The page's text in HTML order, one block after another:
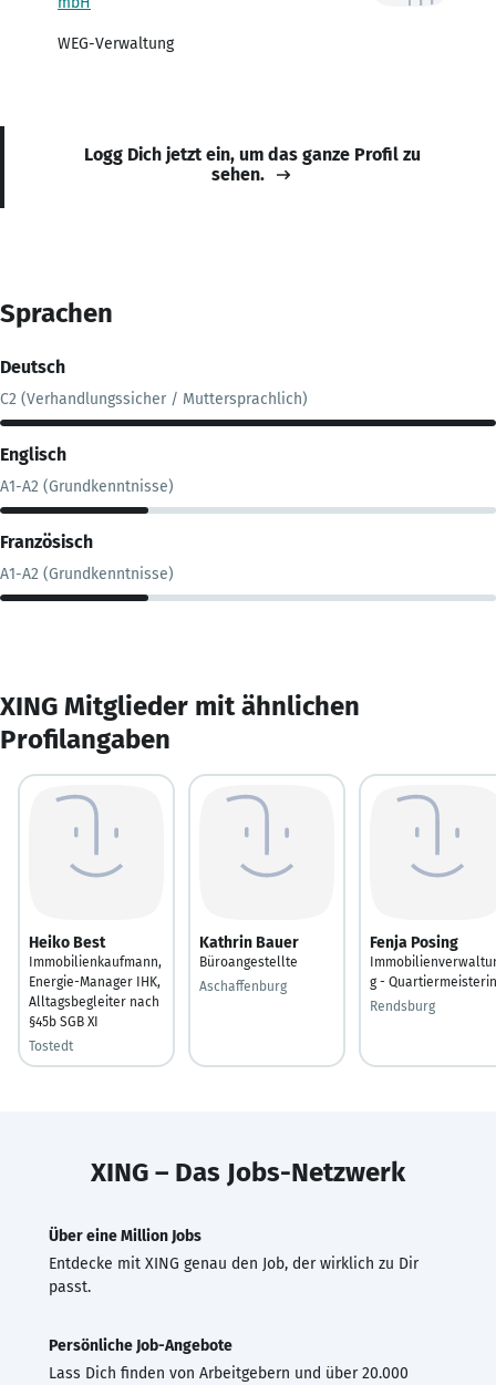
WEG-Verwaltung
Logg Dich jetzt ein, um das ganze Profil zu
sehen.
Sprachen
Deutsch
C2 (Verhandlungssicher / Muttersprachlich)
Englisch
A1-A2 (Grundkenntnisse)
Französisch
A1-A2 (Grundkenntnisse)
XING Mitglieder mit ähnlichen
Profilangaben
Heiko Best
Immobilienkaufmann,
Energie-Manager IHK,
Alltagsbegleiter nach
§45b SGB XI
Tostedt
Kathrin Bauer
Büroangestellte
Aschaffenburg
Fenja Posing
g - Quartiermeisterin
Rendsburg
XING – Das Jobs-Netzwerk
Über eine Million Jobs
Entdecke mit XING genau den Job, der wirklich zu Dir
passt.
Persönliche Job-Angebote
Lass Dich finden von Arbeitgebern und über 20.000